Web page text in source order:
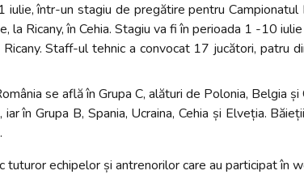
iulie, într-un stagiu de pregătire pentru Campionatul
Ricany, în Cehia. Stagiu va fi în perioada 1 -10
Staff-ul tehnic a convocat 17 jucători, patru
se află în Grupa C, alături de Polonia, Belgia și
în Grupa B, Spania, Ucraina, Cehia și Elveția.
tuturor echipelor și antrenorilor care au participat în